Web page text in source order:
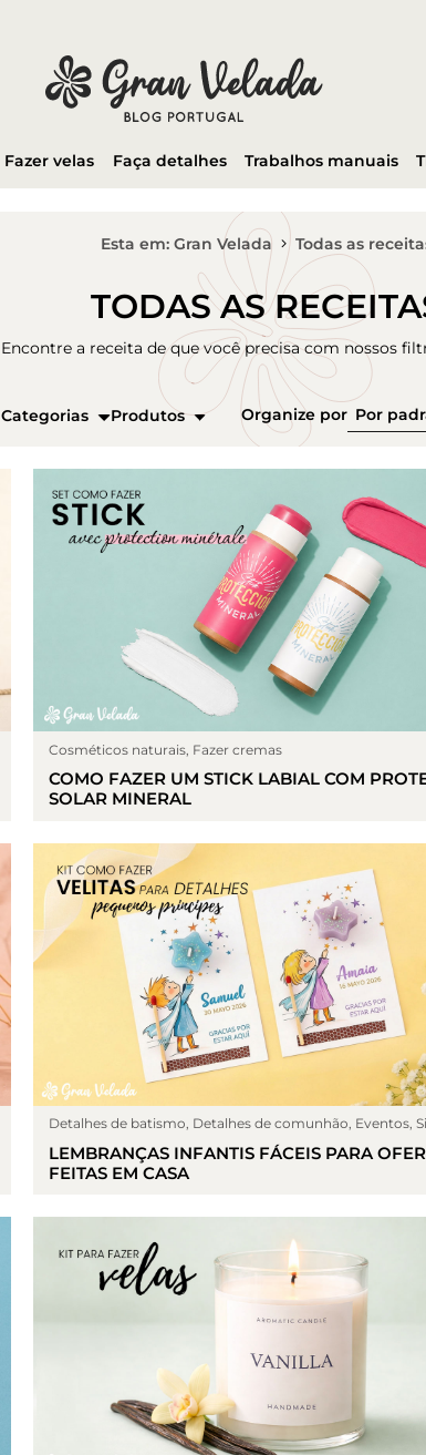
Fazer velas Faça detalhes Trabalhos manuais
Esta em: Gran Velada Todas as
TODAS AS
Encontre a receita de que você precisa com nossos
Categorias Produtos Organize por
Cosméticos naturais, Fazer cremas
COMO FAZER UM STICK LABIAL COM
SOLAR MINERAL
Detalhes de batismo, Detalhes de comunhão, Eventos,
categoría
LEMBRANÇAS INFANTIS FÁCEIS PARA
FEITAS EM CASA